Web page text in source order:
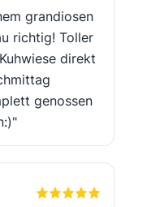
grandiosen
richtig! Toller
direkt
genossen